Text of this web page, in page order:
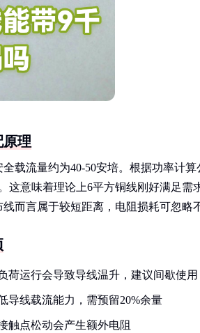
理
载流量约为40-50安培。根据功率计
这意味着理论上6平方铜线刚好满足
而言属于较短距离，电阻损耗可忽略
荷运行会导致导线温升，建议间歇使用
导线载流能力，需预留20%余量
触点松动会产生额外电阻